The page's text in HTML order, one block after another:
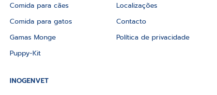
Comida para cães
Comida para gatos
Gamas Monge
Puppy-Kit
Localizações
Contacto
Política de privacidade
INOGENVET